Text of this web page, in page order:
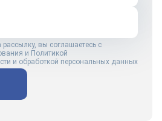
вы соглашаетесь с
и Политикой
и обработкой персональных данных